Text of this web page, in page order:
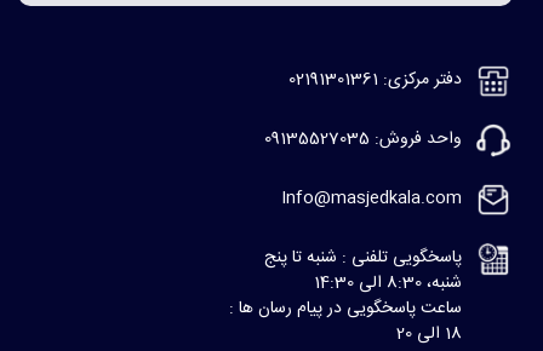
دفتر مرکزی: 02191301361
واحد فروش: 09135527035
Info@masjedkala.com
پاسخگویی تلفنی : شنبه تا پنج
شنبه، 8:30 الی 14:30
ساعت پاسخگویی در پیام رسان ها :
18 الی 20